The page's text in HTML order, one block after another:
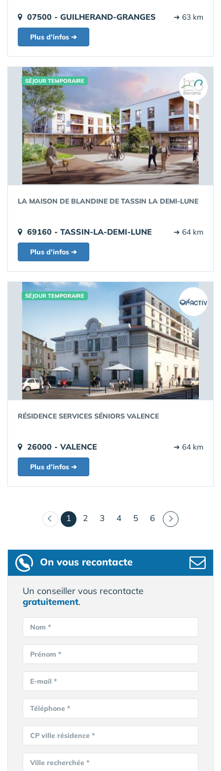
07500 - GUILHERAND-GRANGES ➔ 63 km
Plus d'infos ➔
SÉJOUR TEMPORAIRE
LA MAISON DE BLANDINE DE TASSIN LA DEMI-LUNE
69160 - TASSIN-LA-DEMI-LUNE ➔ 64 km
Plus d'infos ➔
SÉJOUR TEMPORAIRE
RÉSIDENCE SERVICES SÉNIORS VALENCE
26000 - VALENCE ➔ 64 km
Plus d'infos ➔
1 (courant)
2 3 4 5 6
On vous recontacte
Un conseiller vous recontacte
gratuitement.
Nom *
Prénom *
E-mail *
Téléphone *
CP ville résidence *
Ville recherchée *